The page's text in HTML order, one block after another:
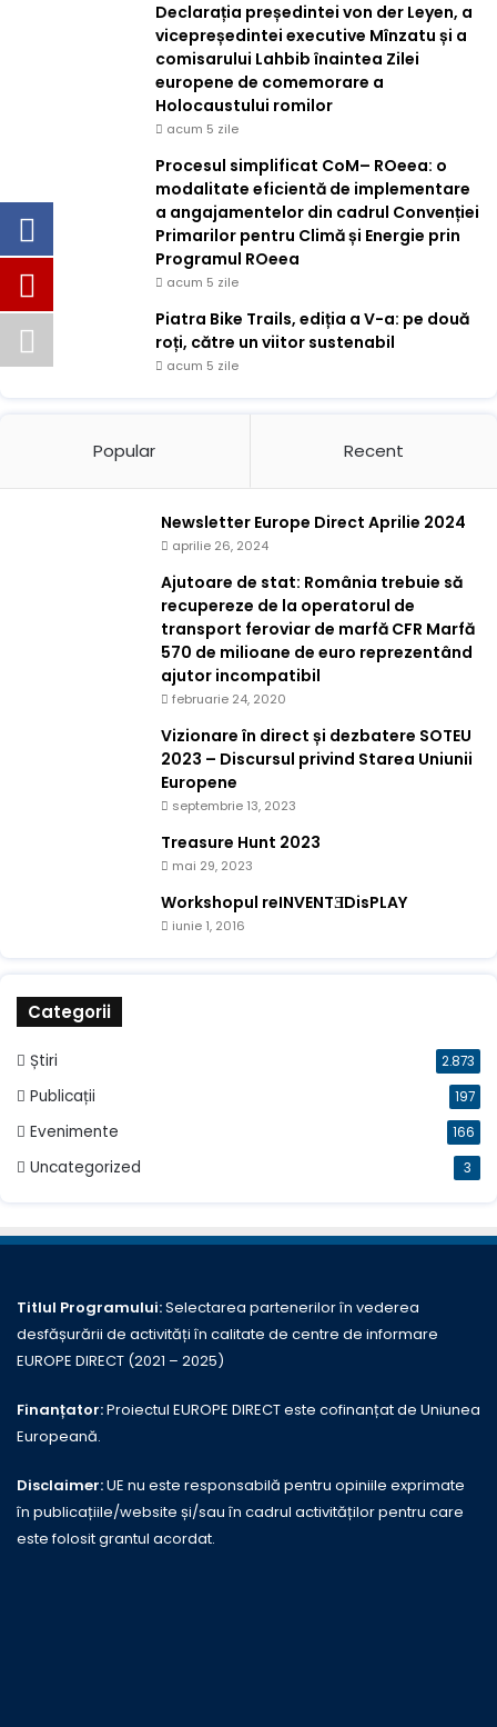
Declarația președintei von der Leyen, a
vicepreședintei executive Mînzatu și a
comisarului Lahbib înaintea Zilei
europene de comemorare a
Holocaustului romilor
acum 5 zile
Procesul simplificat CoM– ROeea: o
modalitate eficientă de implementare
a angajamentelor din cadrul Convenției
Primarilor pentru Climă și Energie prin
Programul ROeea
acum 5 zile
Piatra Bike Trails, ediția a V-a: pe două
roți, către un viitor sustenabil
acum 5 zile
Popular Recent
Newsletter Europe Direct Aprilie 2024
aprilie 26, 2024
Ajutoare de stat: România trebuie să
recupereze de la operatorul de
transport feroviar de marfă CFR Marfă
570 de milioane de euro reprezentând
ajutor incompatibil
februarie 24, 2020
Vizionare în direct și dezbatere SOTEU
2023 – Discursul privind Starea Uniunii
Europene
septembrie 13, 2023
Treasure Hunt 2023
mai 29, 2023
Workshopul reINVENTƎDisPLAY
iunie 1, 2016
Categorii
Știri 2.873
Publicații 197
Evenimente 166
Uncategorized 3
Titlul Programului:Selectarea partenerilor în vederea
desfășurării de activități în calitate de centre de informare
EUROPE DIRECT (2021 – 2025)
Finanțator:Proiectul EUROPE DIRECT este cofinanțat de Uniunea
Europeană.
Disclaimer:UE nu este responsabilă pentru opiniile exprimate
în publicațiile/website și/sau în cadrul activităților pentru care
este folosit grantul acordat.